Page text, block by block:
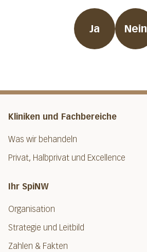
Ja Nein
Kliniken und Fachbereiche
Was wir behandeln
Privat, Halbprivat und Excellence
Ihr SpiNW
Organisation
Strategie und Leitbild
Zahlen & Fakten